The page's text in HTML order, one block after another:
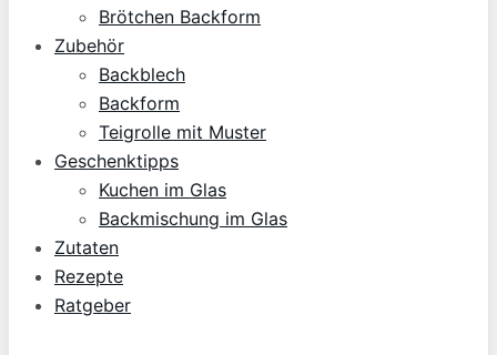
Brötchen Backform
Zubehör
Backblech
Backform
Teigrolle mit Muster
Geschenktipps
Kuchen im Glas
Backmischung im Glas
Zutaten
Rezepte
Ratgeber